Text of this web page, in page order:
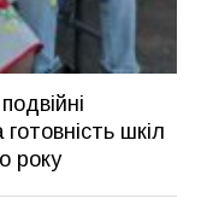
шкіл
року